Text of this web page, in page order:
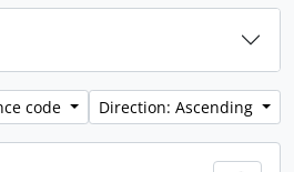
code Direction: Ascending